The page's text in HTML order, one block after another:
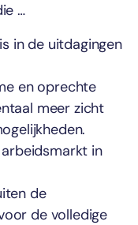
…
in de uitdagingen
en oprechte
meer zicht
in
de
de volledige